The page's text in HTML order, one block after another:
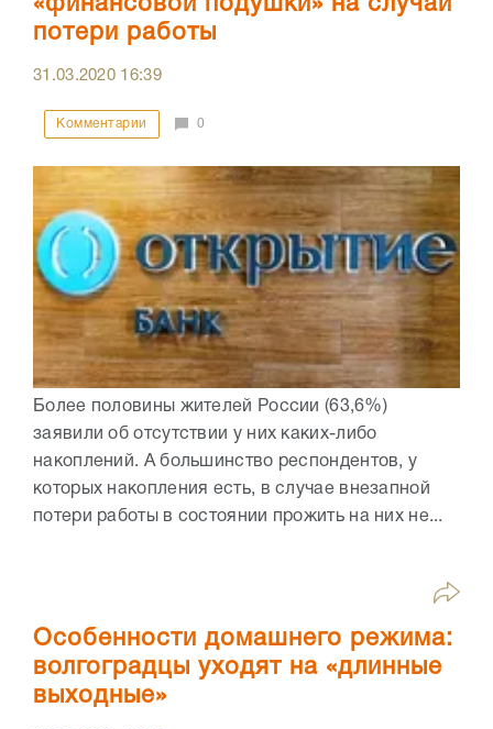
потери работы
31.03.2020 16:39
Комментарии 0
Более половины жителей России (63,6%)
заявили об отсутствии у них каких-либо
накоплений. А большинство респондентов, у
которых накопления есть, в случае внезапной
потери работы в состоянии прожить на них не...
Особенности домашнего режима:
волгоградцы уходят на «длинные
выходные»